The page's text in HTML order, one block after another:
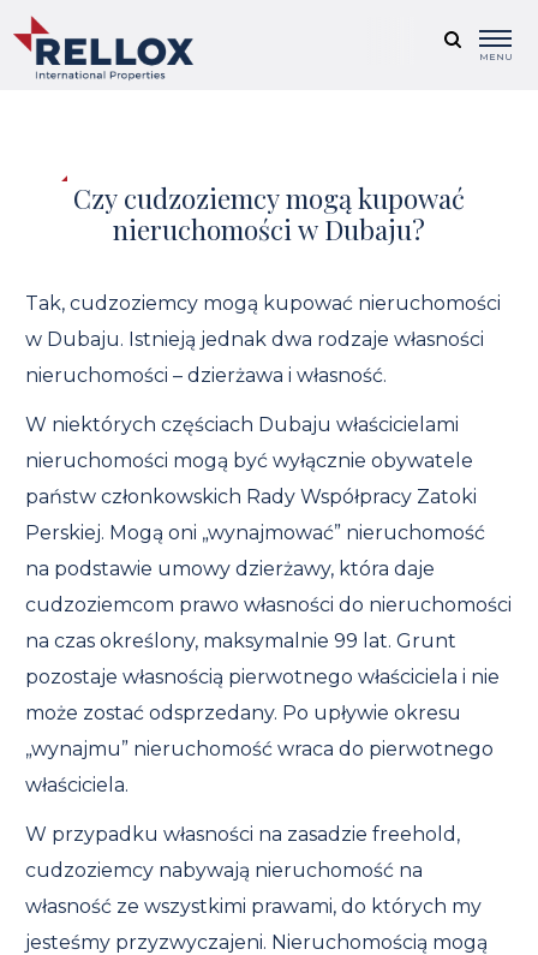
MENU
Czy cudzoziemcy mogą kupować
nieruchomości w Dubaju?
Tak, cudzoziemcy mogą kupować nieruchomości
w Dubaju. Istnieją jednak dwa rodzaje własności
nieruchomości – dzierżawa i własność.
W niektórych częściach Dubaju właścicielami
nieruchomości mogą być wyłącznie obywatele
państw członkowskich Rady Współpracy Zatoki
Perskiej. Mogą oni „wynajmować” nieruchomość
na podstawie umowy dzierżawy, która daje
cudzoziemcom prawo własności do nieruchomości
na czas określony, maksymalnie 99 lat. Grunt
pozostaje własnością pierwotnego właściciela i nie
może zostać odsprzedany. Po upływie okresu
„wynajmu” nieruchomość wraca do pierwotnego
właściciela.
W przypadku własności na zasadzie freehold,
cudzoziemcy nabywają nieruchomość na
własność ze wszystkimi prawami, do których my
jesteśmy przyzwyczajeni. Nieruchomością mogą